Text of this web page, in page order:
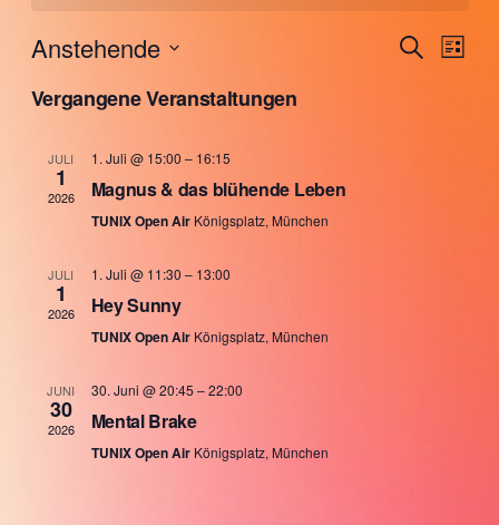
SucheListe
Anstehende
wählen.
Vergangene Veranstaltungen
JULI
1
2026
1. Juli @ 15:00 – 16:15
Magnus & das blühende Leben
TUNIX Open Air Königsplatz, München
JULI
1
2026
1. Juli @ 11:30 – 13:00
Hey Sunny
TUNIX Open Air Königsplatz, München
JUNI
30
2026
30. Juni @ 20:45 –22:00
Mental Brake
TUNIX Open Air Königsplatz, München